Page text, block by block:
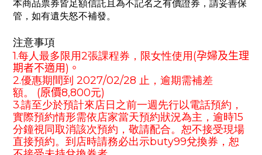
本商品票券皆足額信託且為不記名之有價證券，請妥善保
管，如有遺失怒不補發。
注意事項
1.每人最多限用2張課程券，限女性使用(孕婦及生理
期者不適用) 。
2.優惠期間到 2027/02/28 止，逾期需補差
額。 (原價8,800元)
3.請至少於預計來店日之前一週先行以電話預約，
實際預約情形需依店家當天預約狀況為主，逾時15
分鐘視同取消該次預約，敬請配合。恕不接受現場
直接預約。到店時請務必出示buty99兌換券，恕